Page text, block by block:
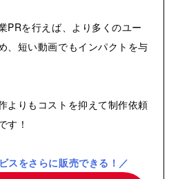
PRを行えば、より多くのユー
、短い動画でもインパクトを与
よりもコストを抑えて制作依頼
す！
スをさらに販売できる！／